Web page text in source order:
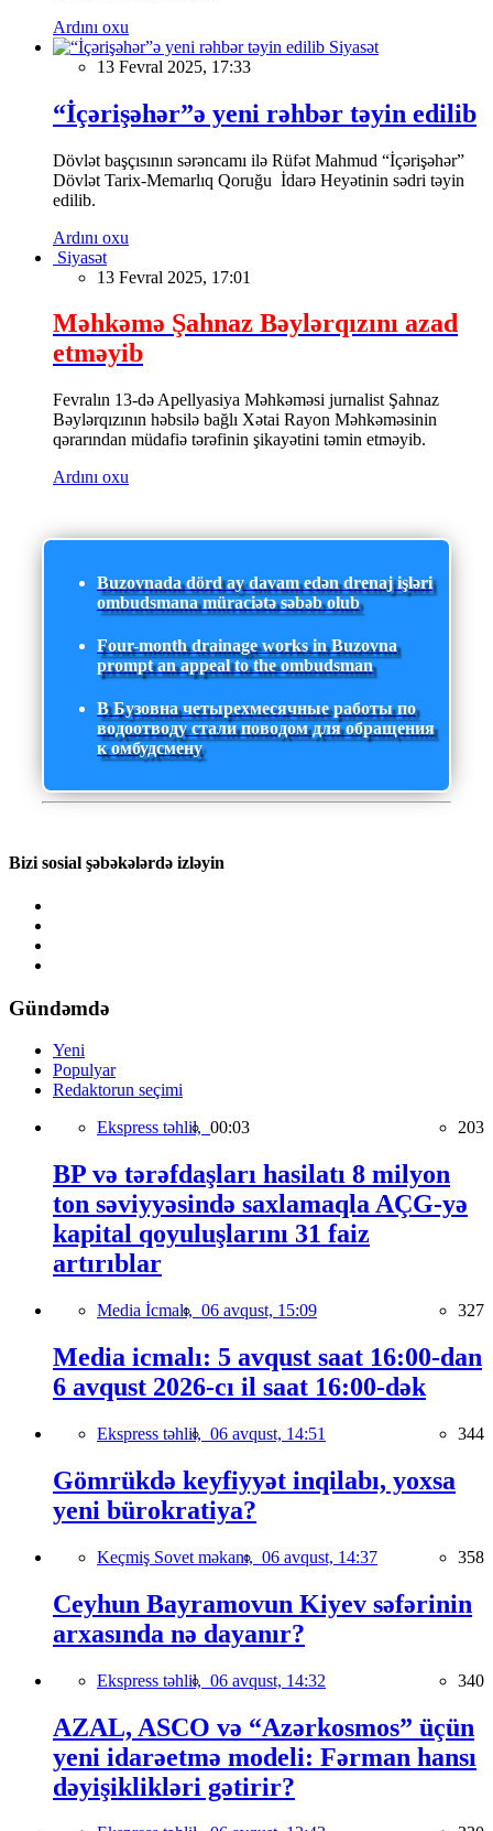
Ardını oxu
Siyasət
13 Fevral 2025, 17:33
“İçərişəhər”ə yeni rəhbər təyin edilib
Dövlət başçısının sərəncamı ilə Rüfət Mahmud “İçərişəhər”
Dövlət Tarix-Memarlıq Qoruğu İdarə Heyətinin sədri təyin
edilib.
Ardını oxu
Siyasət
13 Fevral 2025, 17:01
Məhkəmə Şahnaz Bəylərqızını azad
etməyib
Fevralın 13-də Apellyasiya Məhkəməsi jurnalist Şahnaz
Bəylərqızının həbsilə bağlı Xətai Rayon Məhkəməsinin
qərarından müdafiə tərəfinin şikayətini təmin etməyib.
Ardını oxu
Buzovnada dörd ay davam edən drenaj işləri
ombudsmana müraciətə səbəb olub
Four-month drainage works in Buzovna
prompt an appeal to the ombudsman
В Бузовна четырехмесячные работы по
водоотводу стали поводом для обращения
к омбудсмену
Bizi sosial şəbəkələrdə izləyin
Gündəmdə
Yeni
Populyar
Redaktorun seçimi
Ekspress təhlil, 00:03 203
BP və tərəfdaşları hasilatı 8 milyon
ton səviyyəsində saxlamaqla AÇG-yə
kapital qoyuluşlarını 31 faiz
artırıblar
Media İcmalı, 06 avqust, 15:09 327
Media icmalı: 5 avqust saat 16:00-dan
6 avqust 2026-cı il saat 16:00-dək
Ekspress təhlil, 06 avqust, 14:51 344
Gömrükdə keyfiyyət inqilabı, yoxsa
yeni bürokratiya?
Keçmiş Sovet məkanı, 06 avqust, 14:37 358
Ceyhun Bayramovun Kiyev səfərinin
arxasında nə dayanır?
Ekspress təhlil, 06 avqust, 14:32 340
AZAL, ASCO və “Azərkosmos” üçün
yeni idarəetmə modeli: Fərman hansı
dəyişiklikləri gətirir?